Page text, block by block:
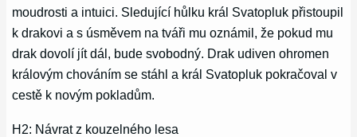
moudrosti a intuici. Sledující hůlku král Svatopluk přistoupil
k drakovi a s úsměvem na tváři mu oznámil, že pokud mu
drak dovolí jít dál, bude svobodný. Drak udiven ohromen
královým chováním se stáhl a král Svatopluk pokračoval v
cestě k novým pokladům.
H2: Návrat z kouzelného lesa